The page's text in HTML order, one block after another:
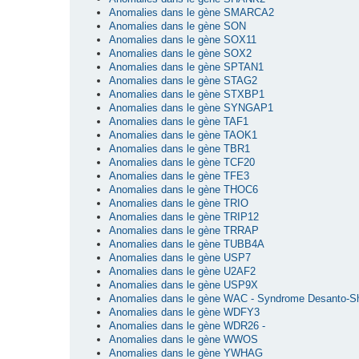
Anomalies dans le gène SMARCA2
Anomalies dans le gène SON
Anomalies dans le gène SOX11
Anomalies dans le gène SOX2
Anomalies dans le gène SPTAN1
Anomalies dans le gène STAG2
Anomalies dans le gène STXBP1
Anomalies dans le gène SYNGAP1
Anomalies dans le gène TAF1
Anomalies dans le gène TAOK1
Anomalies dans le gène TBR1
Anomalies dans le gène TCF20
Anomalies dans le gène TFE3
Anomalies dans le gène THOC6
Anomalies dans le gène TRIO
Anomalies dans le gène TRIP12
Anomalies dans le gène TRRAP
Anomalies dans le gène TUBB4A
Anomalies dans le gène USP7
Anomalies dans le gène U2AF2
Anomalies dans le gène USP9X
Anomalies dans le gène WAC - Syndrome Desanto-
Anomalies dans le gène WDFY3
Anomalies dans le gène WDR26 -
Anomalies dans le gène WWOS
Anomalies dans le gène YWHAG